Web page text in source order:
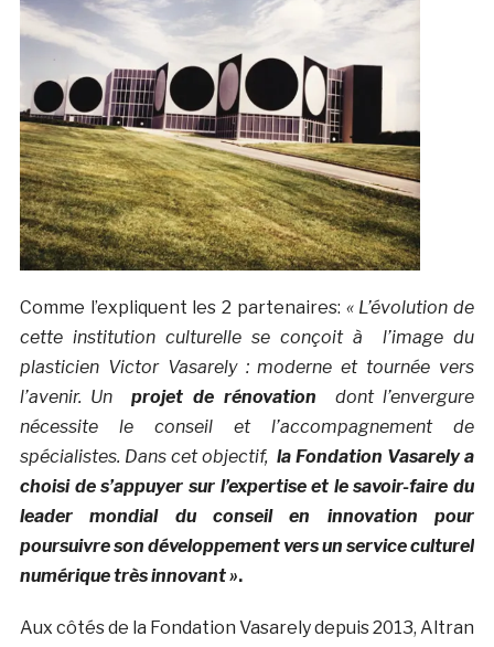
Comme l’expliquent les 2 partenaires: « L’évolution de
cette institution culturelle se conçoit à l’image du
plasticien Victor Vasarely : moderne et tournée vers
l’avenir. Unprojet de rénovation dont l’envergure
nécessite le conseil et l’accompagnement de
spécialistes. Dans cet objectif,la Fondation Vasarely a
choisi de s’appuyer sur l’expertise et le savoir-faire du
leader mondial du conseil en innovation pour
poursuivre son développement vers un service culturel
numérique très innovant ».
Aux côtés de la Fondation Vasarely depuis 2013, Altran